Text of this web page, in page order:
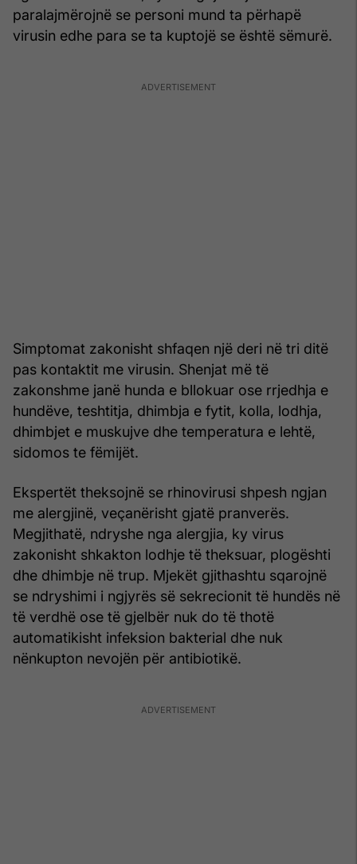
paralajmërojnë se personi mund ta përhapë
virusin edhe para se ta kuptojë se është sëmurë.
Simptomat zakonisht shfaqen një deri në tri ditë
pas kontaktit me virusin. Shenjat më të
zakonshme janë hunda e bllokuar ose rrjedhja e
hundëve, teshtitja, dhimbja e fytit, kolla, lodhja,
dhimbjet e muskujve dhe temperatura e lehtë,
sidomos te fëmijët.
Ekspertët theksojnë se rhinovirusi shpesh ngjan
me alergjinë, veçanërisht gjatë pranverës.
Megjithatë, ndryshe nga alergjia, ky virus
zakonisht shkakton lodhje të theksuar, plogështi
dhe dhimbje në trup. Mjekët gjithashtu sqarojnë
se ndryshimi i ngjyrës së sekrecionit të hundës në
të verdhë ose të gjelbër nuk do të thotë
automatikisht infeksion bakterial dhe nuk
nënkupton nevojën për antibiotikë.